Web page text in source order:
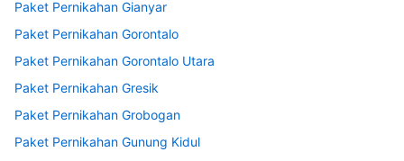
Paket Pernikahan Gianyar
Paket Pernikahan Gorontalo
Paket Pernikahan Gorontalo Utara
Paket Pernikahan Gresik
Paket Pernikahan Grobogan
Paket Pernikahan Gunung Kidul